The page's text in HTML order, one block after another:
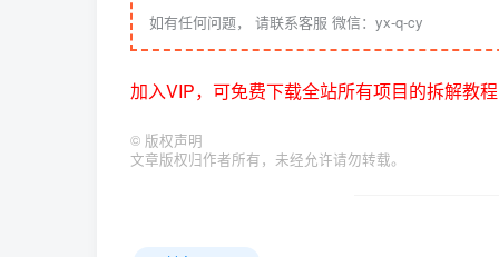
如有任何问题， 请联系客服 微信：yx-q-cy
加入VIP，可免费下载全站所有项目的拆解教程
© 版权声明
文章版权归作者所有，未经允许请勿转载。